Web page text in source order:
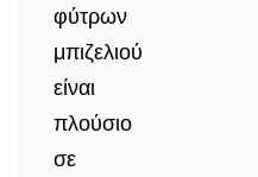
φύτρων
μπιζελιού
είναι
πλούσιο
σε